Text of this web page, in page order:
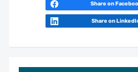
Share on
Share on